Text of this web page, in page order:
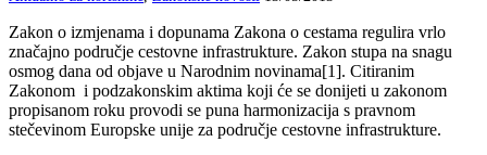
Zakon o izmjenama i dopunama Zakona o cestama regulira vrlo
značajno područje cestovne infrastrukture. Zakon stupa na snagu
osmog dana od objave u Narodnim novinama[1]. Citiranim
Zakonom i podzakonskim aktima koji će se donijeti u zakonom
propisanom roku provodi se puna harmonizacija s pravnom
stečevinom Europske unije za područje cestovne infrastrukture.